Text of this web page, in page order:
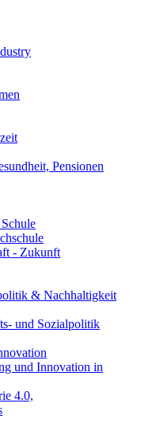
Pensionen
- Zukunft
& Nachhaltigkeit
und Sozialpolitik
und Innovation in
4.0,